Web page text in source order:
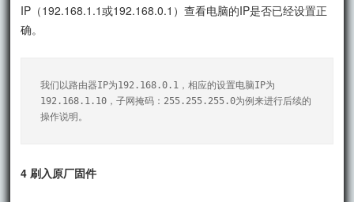
IP（192.168.1.1或192.168.0.1）查看电脑的IP是否已经设置正
确。
我们以路由器IP为192.168.0.1，相应的设置电脑IP为
192.168.1.10，子网掩码：255.255.255.0为例来进行后续的
操作说明。
4 刷入原厂固件